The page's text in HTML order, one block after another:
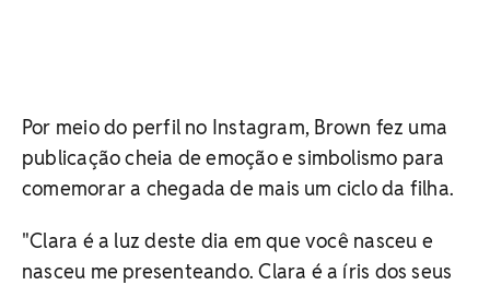
Por meio do perfil no Instagram, Brown fez uma
publicação cheia de emoção e simbolismo para
comemorar a chegada de mais um ciclo da filha.
"Clara é a luz deste dia em que você nasceu e
nasceu me presenteando. Clara é a íris dos seus